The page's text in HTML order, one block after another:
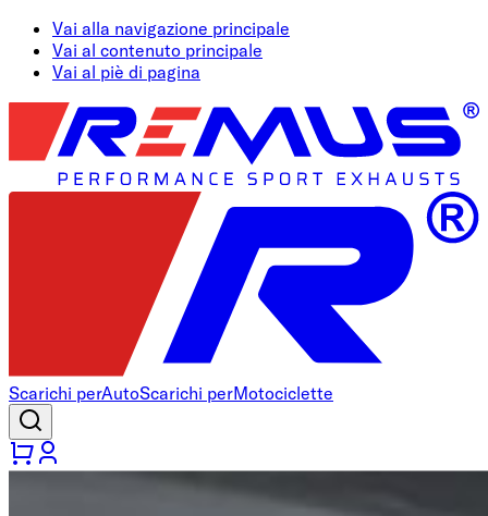
Vai alla navigazione principale
Vai al contenuto principale
Vai al piè di pagina
Scarichi perAutoScarichi perMotociclette